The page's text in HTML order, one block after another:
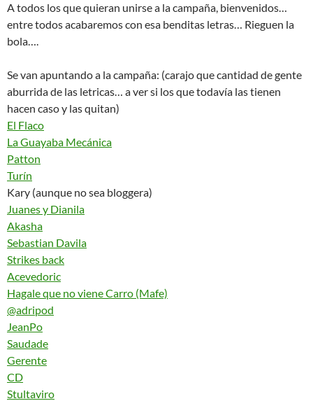
A todos los que quieran unirse a la campaña, bienvenidos…
entre todos acabaremos con esa benditas letras… Rieguen la
bola….
Se van apuntando a la campaña: (carajo que cantidad de gente
aburrida de las letricas… a ver si los que todavía las tienen
hacen caso y las quitan)
El Flaco
La Guayaba Mecánica
Patton
Turín
Kary (aunque no sea bloggera)
Juanes y Dianila
Akasha
Sebastian Davila
Strikes back
Acevedoric
Hagale que no viene Carro (Mafe)
@adripod
JeanPo
Saudade
Gerente
CD
Stultaviro